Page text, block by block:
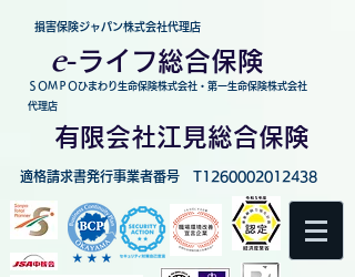
損害保険ジャパン株式会社代理店
e-ライフ総合保険
ＳＯＭＰＯひまわり生命保険株式会社・第一生命保険株式会社
代理店
有限会社江見総合保険
適格請求書発行事業者番号 T1260002012438